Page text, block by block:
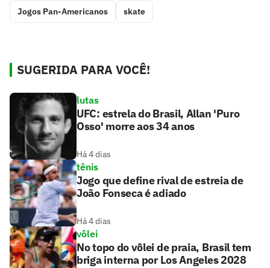
Jogos Pan-Americanos skate
SUGERIDA PARA VOCÊ!
lutas
UFC: estrela do Brasil, Allan 'Puro
Osso' morre aos 34 anos
Há 4 dias
tênis
Jogo que define rival de estreia de
João Fonseca é adiado
Há 4 dias
vôlei
No topo do vôlei de praia, Brasil tem
briga interna por Los Angeles 2028